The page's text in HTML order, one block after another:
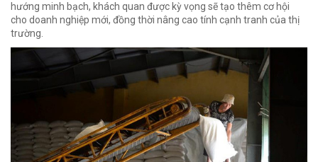
hướng minh bạch, khách quan được kỳ vọng sẽ tạo thêm cơ hội
cho doanh nghiệp mới, đồng thời nâng cao tính cạnh tranh của thị
trường.